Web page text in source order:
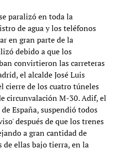
paralizó en toda la
de agua y los teléfonos
en gran parte de la
debido a que los
convirtieron las carreteras
el alcalde José Luis
cierre de los cuatro túneles
circunvalación M-30. Adif, el
España, suspendió todos
después de que los trenes
a gran cantidad de
de ellas bajo tierra, en la